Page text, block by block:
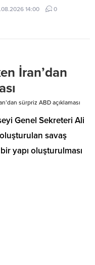
tasfiyelik araç ve
ülke ekonomisine
14:00 0
İran’dan
sürpriz ABD açıklaması
Genel Sekreteri Ali
savaş
yapı oluşturulması